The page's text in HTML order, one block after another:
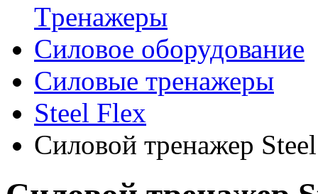
Tренажеры
Силовое оборудование
Силовые тренажеры
Steel Flex
Силовой тренажер